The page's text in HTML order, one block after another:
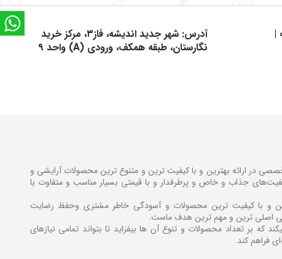
آدرس: شهر جدید اندیشه، فاز۳، مرکز خرید
نگارستان، طبقه همکف، ورودی (A) واحد ۹
|
در ارائه بهترین و با کیفیت ترین و متنوع ترین محصولات آرایشی و
جذاب و خاص و پرطرفدار و با قیمتی بسیار مناسب و متفاوت با
و با کیفیت ترین محصولات و آسودگی خاطر مشتری وحفظ رضایت
اصلی ترین و مهم ترین هدف ماست.
که بر تعداد محصولات و تنوع آن ها بیفزاید تا بتواند تمامی نیازهای
فراهم کند.